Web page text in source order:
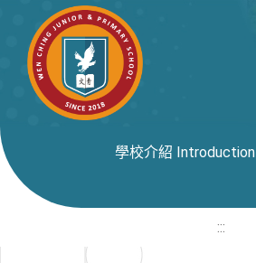
學校介紹 Introduction
:::